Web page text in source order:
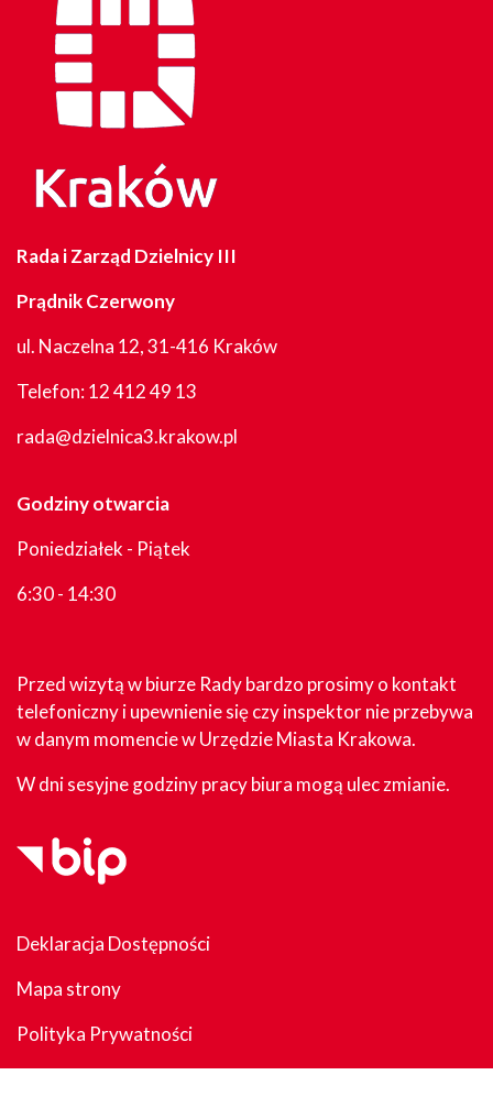
Rada i Zarząd Dzielnicy III
Prądnik Czerwony
ul. Naczelna 12, 31-416 Kraków
Telefon:12 412 49 13
rada@dzielnica3.krakow.pl
Godziny otwarcia
Poniedziałek - Piątek
6:30 - 14:30
Przed wizytą w biurze Rady bardzo prosimy o kontakt
telefoniczny i upewnienie się czy inspektor nie przebywa
w danym momencie w Urzędzie Miasta Krakowa.
W dni sesyjne godziny pracy biura mogą ulec zmianie.
Deklaracja Dostępności
Mapa strony
Polityka Prywatności